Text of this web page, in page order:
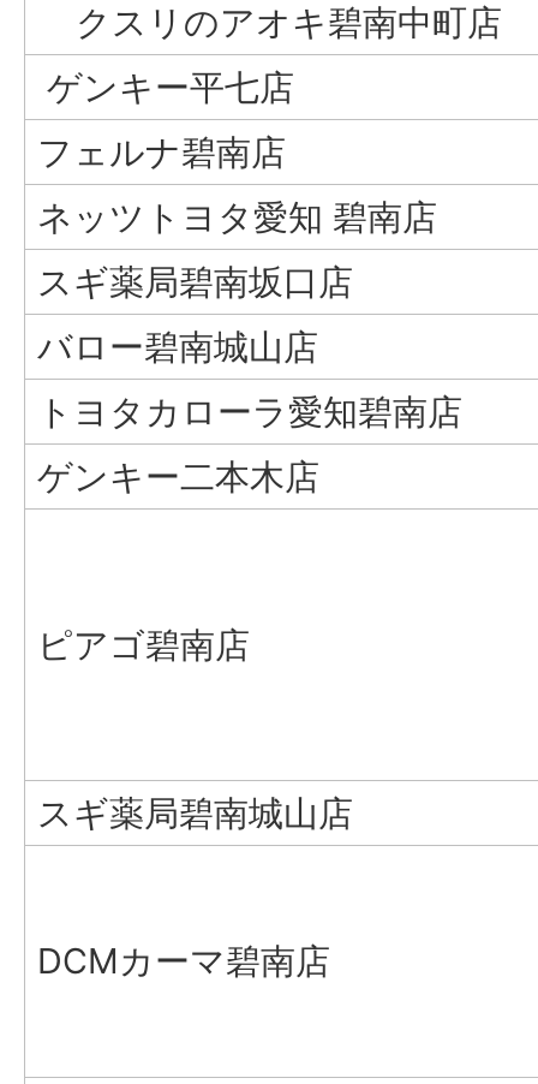
クスリのアオキ碧南中町店
ゲンキー平七店
フェルナ碧南店
ネッツトヨタ愛知 碧南店
スギ薬局碧南坂口店
バロー碧南城山店
トヨタカローラ愛知碧南店
ゲンキー二本木店
ピアゴ碧南店
スギ薬局碧南城山店
DCMカーマ碧南店